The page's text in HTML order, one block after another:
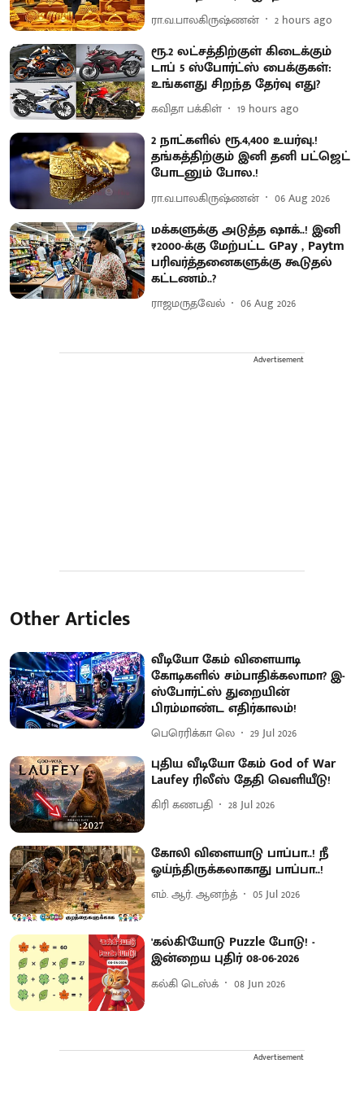
ரா.வ.பாலகிருஷ்ணன் 2 hours ago
ரூ.2 லட்சத்திற்குள் கிடைக்கும்
டாப் 5 ஸ்போர்ட்ஸ் பைக்குகள்:
உங்களது சிறந்த தேர்வு எது?
கவிதா பக்கிள் 19 hours ago
2 நாட்களில் ரூ.4,400 உயர்வு.!
தங்கத்திற்கும் இனி தனி பட்ஜெட்
போடனும் போல.!
ரா.வ.பாலகிருஷ்ணன் 06 Aug 2026
மக்களுக்கு அடுத்த ஷாக்..! இனி
₹2000-க்கு மேற்பட்ட GPay , Paytm
பரிவர்த்தனைகளுக்கு கூடுதல்
கட்டணம்..?
ராஜமருதவேல் 06 Aug 2026
Advertisement
Other Articles
வீடியோ கேம் விளையாடி
கோடிகளில் சம்பாதிக்கலாமா? இ-
ஸ்போர்ட்ஸ் துறையின்
பிரம்மாண்ட எதிர்காலம்!
பெரெரிக்கா லெ 29 Jul 2026
புதிய வீடியோ கேம் God of War
Laufey ரிலீஸ் தேதி வெளியீடு!
கிரி கணபதி 28 Jul 2026
கோலி விளையாடு பாப்பா..! நீ
ஓய்ந்திருக்கலாகாது பாப்பா..!
எம். ஆர். ஆனந்த் 05 Jul 2026
'கல்கி'யோடு Puzzle போடு! -
இன்றைய புதிர் 08-06-2026
கல்கி டெஸ்க் 08 Jun 2026
Advertisement